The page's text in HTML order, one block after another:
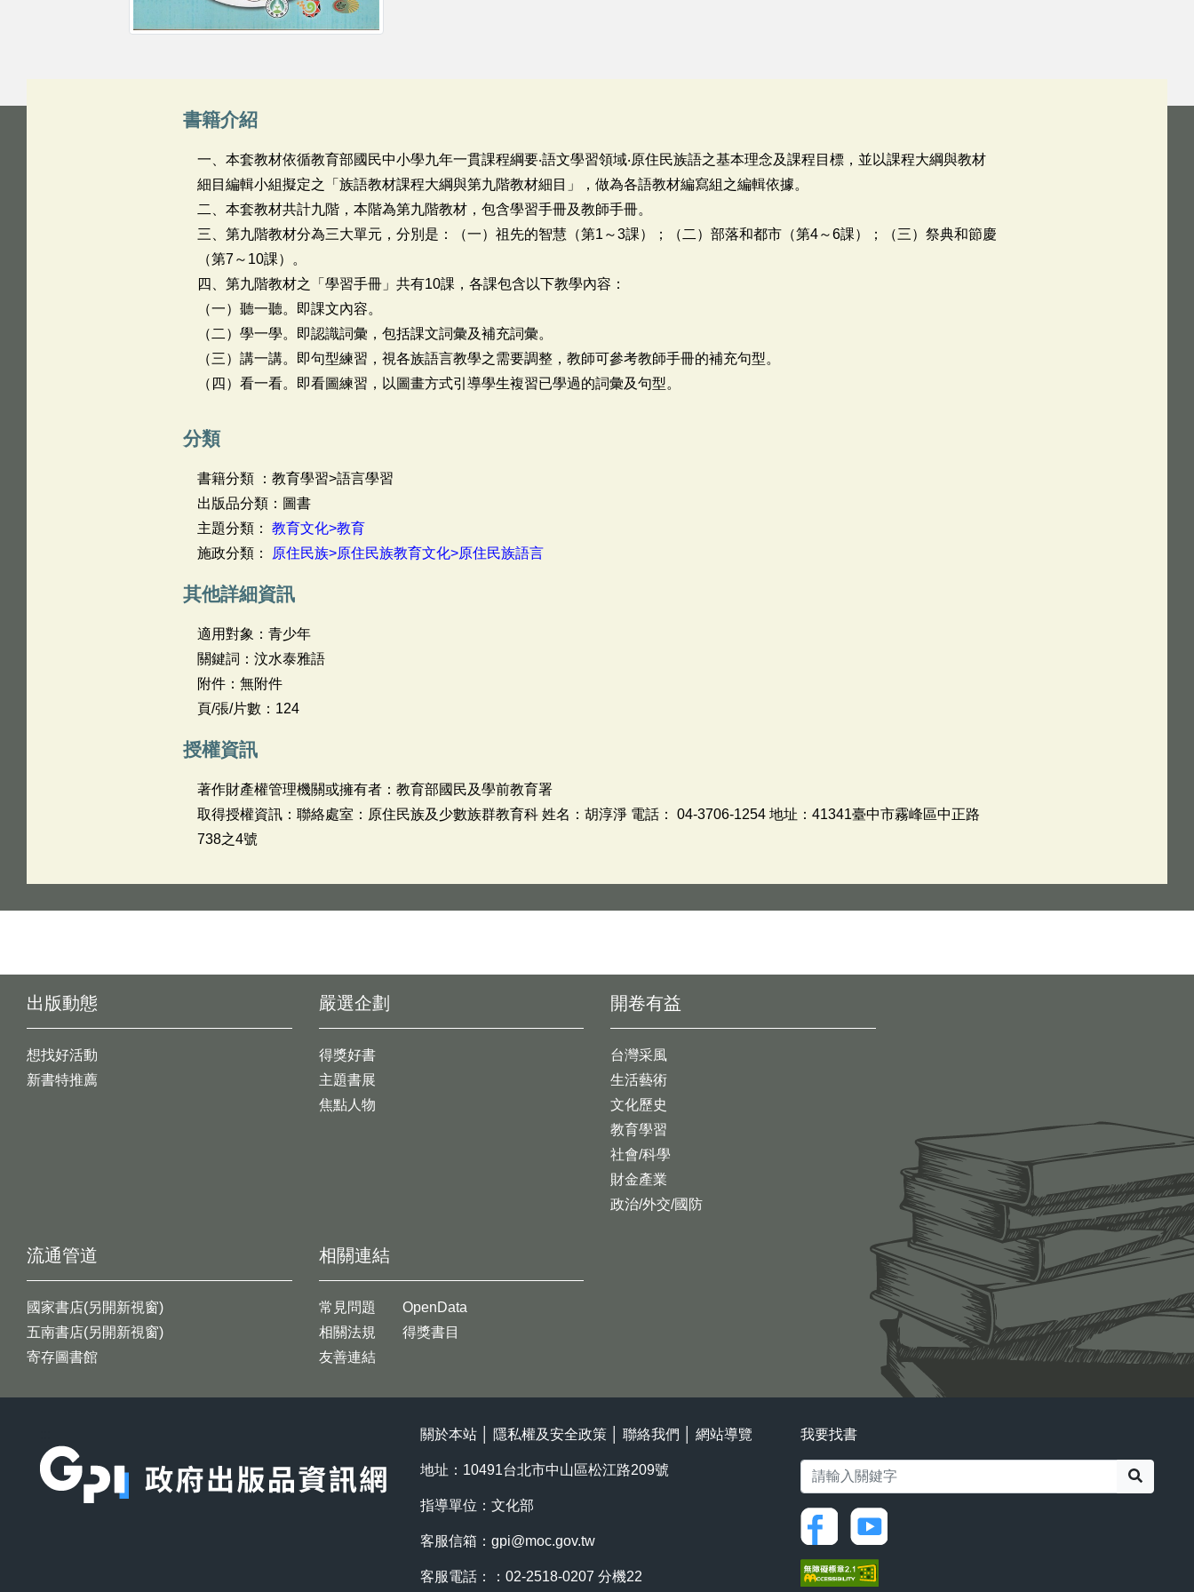
書籍介紹
一、本套教材依循教育部國民中小學九年一貫課程綱要‧語文學習領域‧原住民族語之基本理念及課程目標，並以課程大綱與教材
細目編輯小組擬定之「族語教材課程大綱與第九階教材細目」，做為各語教材編寫組之編輯依據。
二、本套教材共計九階，本階為第九階教材，包含學習手冊及教師手冊。
三、第九階教材分為三大單元，分別是：（一）祖先的智慧（第1～3課）；（二）部落和都市（第4～6課）；（三）祭典和節慶
（第7～10課）。
四、第九階教材之「學習手冊」共有10課，各課包含以下教學內容：
（一）聽一聽。即課文內容。
（二）學一學。即認識詞彙，包括課文詞彙及補充詞彙。
（三）講一講。即句型練習，視各族語言教學之需要調整，教師可參考教師手冊的補充句型。
（四）看一看。即看圖練習，以圖畫方式引導學生複習已學過的詞彙及句型。
分類
書籍分類 ：教育學習>語言學習
出版品分類：圖書
主題分類： 教育文化>教育
施政分類：
原住民族>原住民族教育文化>原住民族語言
其他詳細資訊
適用對象：青少年
關鍵詞：汶水泰雅語
附件：無附件
頁/張/片數：124
授權資訊
著作財產權管理機關或擁有者：教育部國民及學前教育署
取得授權資訊：聯絡處室：原住民族及少數族群教育科 姓名：胡淳淨 電話： 04-3706-1254 地址：41341臺中市霧峰區中正路
738之4號
出版動態
想找好活動
新書特推薦
開卷有益
台灣采風
生活藝術
文化歷史
教育學習
社會/科學
財金產業
政治/外交/國防
嚴選企劃
得獎好書
主題書展
焦點人物
流通管道
國家書店(另開新視窗)
五南書店(另開新視窗)
寄存圖書館
相關連結
常見問題
相關法規
友善連結
OpenData
得獎書目
關於本站 隱私權及安全政策 聯絡我們 網站導覽
地址：10491台北市中山區松江路209號
指導單位：文化部
客服信箱： gpi@moc.gov.tw
客服電話：：02-2518-0207 分機22
我要找書